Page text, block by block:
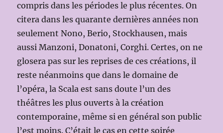
compris dans les périodes le plus récentes. On
citera dans les quarante dernières années non
seulement Nono, Berio, Stockhausen, mais
aussi Manzoni, Donatoni, Corghi. Certes, on ne
glosera pas sur les reprises de ces créations, il
reste néanmoins que dans le domaine de
l’opéra, la Scala est sans doute l’un des
théâtres les plus ouverts à la création
contemporaine, même si en général son public
l’est moins. C’était le cas en cette soirée